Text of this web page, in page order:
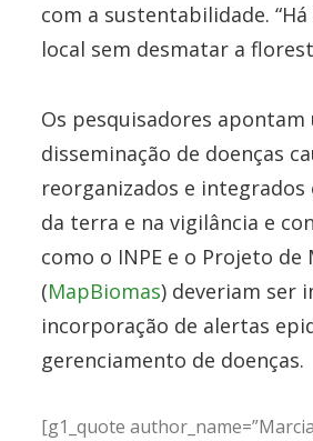
com a sustentabilidade.
local sem desmatar a
Os pesquisadores
disseminação de doenças
reorganizados e
da terra e na vigilância e
como o INPE e o Projeto
(MapBiomas) deveriam ser
incorporação de alertas
gerenciamento de doenças.
[g1_quote